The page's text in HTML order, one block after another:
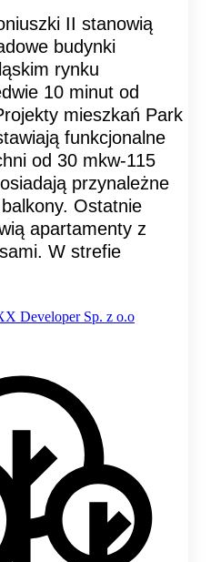
II stanowią
budynki
rynku
10 minut od
mieszkań Park
funkcjonalne
od 30 mkw-115
przynależne
Ostatnie
apartamenty z
W strefie
Developer Sp. z o.o